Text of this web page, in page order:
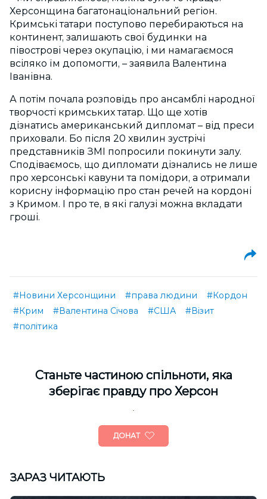
Херсонщина багатонаціональний регіон.
Кримські татари поступово перебираються на
континент, залишають свої будинки на
півострові через окупацію, і ми намагаємося
всіляко їм допомогти, – заявила Валентина
Іванівна.
А потім почала розповідь про ансамблі народної
творчості кримських татар. Що ще хотів
дізнатись американський дипломат – від преси
приховали. Бо після 20 хвилин зустрічі
представників ЗМІ попросили покинути залу.
Сподіваємось, що дипломати дізнались не лише
про херсонські кавуни та помідори, а отримали
корисну інформацію про стан речей на кордоні
з Кримом. І про те, в які галузі можна вкладати
гроші.
#Новини Херсонщини #права людини
#Кордон
#Крим
#Валентина Січова #США
#Візит
#політика
Cтаньте частиною спільноти, яка
зберігає правду про Херсон
ДОНАТ
ЗАРАЗ ЧИТАЮТЬ